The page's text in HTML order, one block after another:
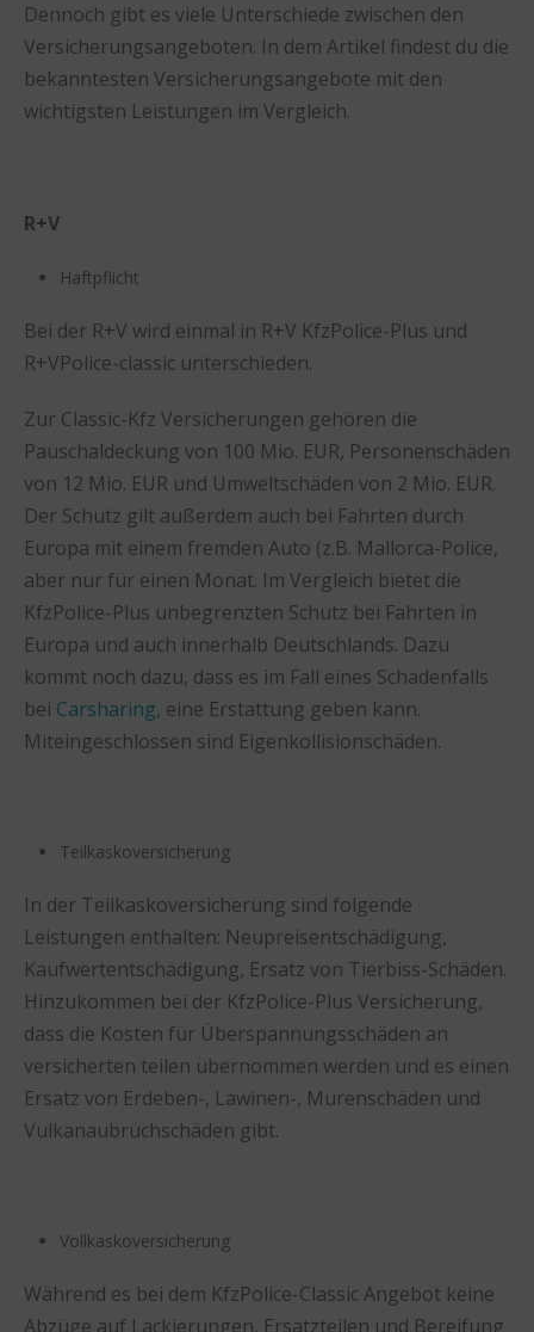
Dennoch gibt es viele Unterschiede zwischen den
Versicherungsangeboten. In dem Artikel findest du die
bekanntesten Versicherungsangebote mit den
wichtigsten Leistungen im Vergleich.
R+V
Haftpflicht
Bei der R+V wird einmal in R+V KfzPolice-Plus und
R+VPolice-classic unterschieden.
Zur Classic-Kfz Versicherungen gehören die
Pauschaldeckung von 100 Mio. EUR, Personenschäden
von 12 Mio. EUR und Umweltschäden von 2 Mio. EUR.
Der Schutz gilt außerdem auch bei Fahrten durch
Europa mit einem fremden Auto (z.B. Mallorca-Police,
aber nur für einen Monat. Im Vergleich bietet die
KfzPolice-Plus unbegrenzten Schutz bei Fahrten in
Europa und auch innerhalb Deutschlands. Dazu
kommt noch dazu, dass es im Fall eines Schadenfalls
bei Carsharing, eine Erstattung geben kann.
Miteingeschlossen sind Eigenkollisionschäden.
Teilkaskoversicherung
In der Teilkaskoversicherung sind folgende
Leistungen enthalten: Neupreisentschädigung,
Kaufwertentschädigung, Ersatz von Tierbiss-Schäden.
Hinzukommen bei der KfzPolice-Plus Versicherung,
dass die Kosten für Überspannungsschäden an
versicherten teilen übernommen werden und es einen
Ersatz von Erdeben-, Lawinen-, Murenschäden und
Vulkanaubrüchschäden gibt.
Vollkaskoversicherung
Während es bei dem KfzPolice-Classic Angebot keine
Abzüge auf Lackierungen, Ersatzteilen und Bereifung